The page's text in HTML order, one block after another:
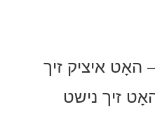
האָט איציק זיך
זיך נישט